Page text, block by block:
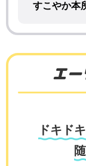
すこやか本
エ
ドキド